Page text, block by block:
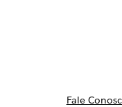
Fale